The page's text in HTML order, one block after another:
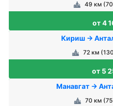
49 км
от 4
Кириш →
72 км
от 5
Манавгат →
70 км